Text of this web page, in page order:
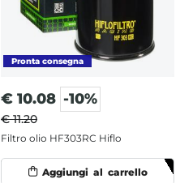
€ 10.08 -10%
€ 11.20
Filtro olio HF303RC Hiflo